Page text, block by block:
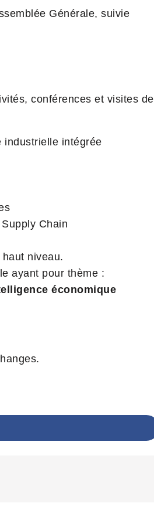
Générale, suivie
conférences et visites de
industrielle intégrée
Chain
niveau.
ayant pour thème :
économique